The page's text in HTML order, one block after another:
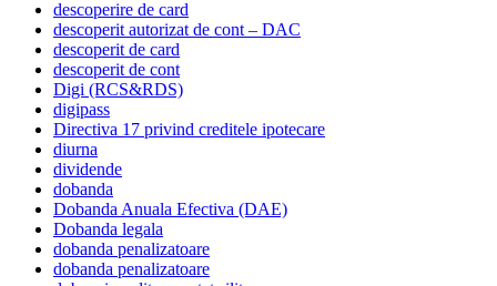
descoperire de card
descoperit autorizat de cont – DAC
descoperit de card
descoperit de cont
Digi (RCS&RDS)
digipass
Directiva 17 privind creditele ipotecare
diurna
dividende
dobanda
Dobanda Anuala Efectiva (DAE)
Dobanda legala
dobanda penalizatoare
dobanda penalizatoare